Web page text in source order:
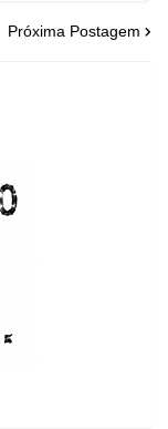
Próxima Postagem